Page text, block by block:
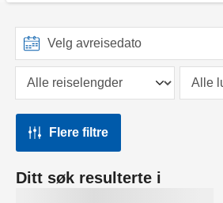
Flere filtre
Ditt søk resulterte i